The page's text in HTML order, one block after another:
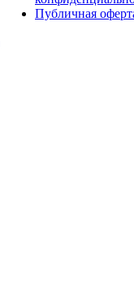
Публичная